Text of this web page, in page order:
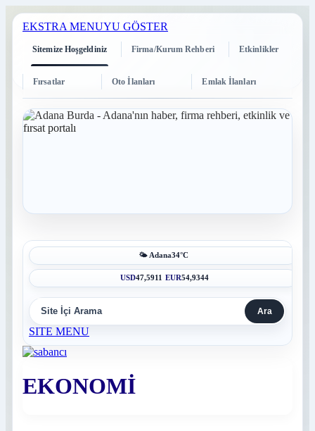
EKSTRA MENUYU GÖSTER
Sitemize Hoşgeldiniz Firma/Kurum Rehberi Etkinlikler
Fırsatlar Oto İlanları Emlak İlanları
SITE MENU
🌤️ Adana34°C
USD47,5911 EUR54,9344
EKONOMİ